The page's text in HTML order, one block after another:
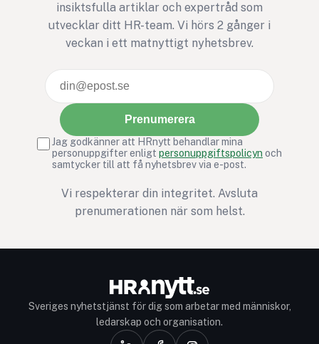
insiktsfulla artiklar och expertråd som
utvecklar ditt HR-team. Vi hörs 2 gånger i
veckan i ett matnyttigt nyhetsbrev.
Prenumerera
Jag godkänner att HRnytt behandlar mina
personuppgifter enligt personuppgiftspolicyn och
samtycker till att få nyhetsbrev via e-post.
Vi respekterar din integritet. Avsluta
prenumerationen när som helst.
Sveriges nyhetstjänst för dig som arbetar med människor,
ledarskap och organisation.